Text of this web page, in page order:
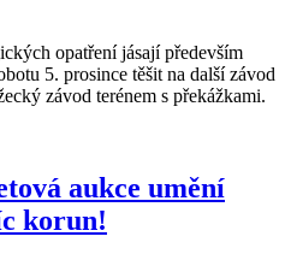
opatření jásají především
5. prosince těšit na další závod
závod terénem s překážkami.
aukce umění
korun!